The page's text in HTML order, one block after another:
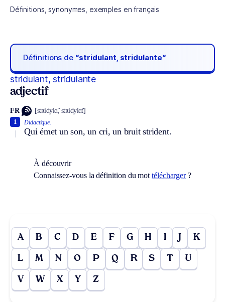
Définitions, synonymes, exemples en français
Définitions de “stridulant, stridulante“
stridulant, stridulante
adjectif
FR [stʀidylɑ̃, stʀidylɑ̃t]
Didactique.
Qui émet un son, un cri, un bruit strident.
1
À découvrir
Connaissez-vous la définition du mottélécharger?
A B C D E F G H I J K
L M N O P Q R S T U
V W X Y Z